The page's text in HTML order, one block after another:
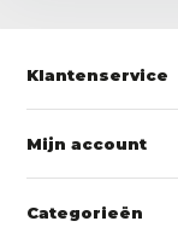
Klantenservice
Mijn account
Categorieën